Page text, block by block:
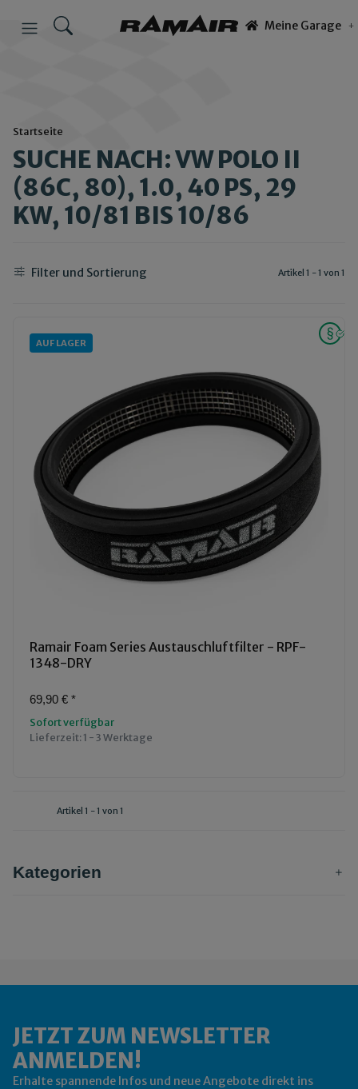
Meine Garage
Startseite
SUCHE NACH: VW POLO II
(86C, 80), 1.0, 40 PS, 29
KW, 10/81 BIS 10/86
Filter und Sortierung Artikel 1 - 1 von 1
AUF LAGER
Ramair Foam Series Austauschluftfilter - RPF-
1348-DRY
69,90 € *
Sofort verfügbar
Lieferzeit:1 - 3 Werktage
Artikel 1 - 1 von 1
Kategorien
JETZT ZUM NEWSLETTER
ANMELDEN!
Erhalte spannende Infos und neue Angebote direkt ins